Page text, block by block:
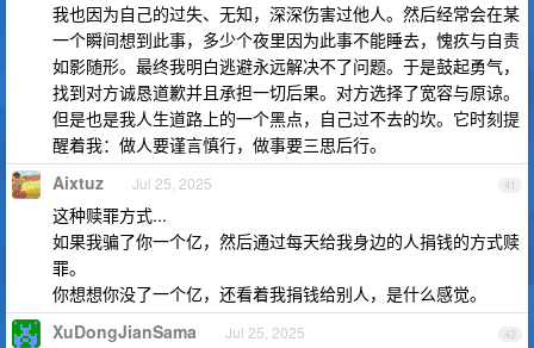
我也因为自己的过失、无知，深深伤害过他人。然后经常会在某
一个瞬间想到此事，多少个夜里因为此事不能睡去，愧疚与自责
如影随形。最终我明白逃避永远解决不了问题。于是鼓起勇气，
找到对方诚恳道歉并且承担一切后果。对方选择了宽容与原谅。
但是也是我人生道路上的一个黑点，自己过不去的坎。它时刻提
醒着我：做人要谨言慎行，做事要三思后行。
41
Aixtuz Jul 25, 2025
这种赎罪方式...
如果我骗了你一个亿，然后通过每天给我身边的人捐钱的方式赎
罪。
你想想你没了一个亿，还看着我捐钱给别人，是什么感觉。
42
XuDongJianSama Jul 25, 2025